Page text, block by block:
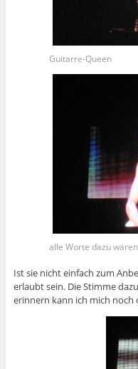
Guitarre-Queen
alle Worte dazu
Ist sie nicht einfach zum
erlaubt sein. Die Stimme
erinnern kann ich mich noch